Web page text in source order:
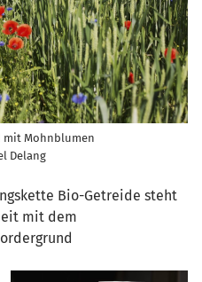
mit Mohnblumen
Delang
Bio-Getreide steht
mit dem